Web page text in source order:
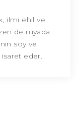
ilmi ehil ve
de rüyada
soy ve
eder.